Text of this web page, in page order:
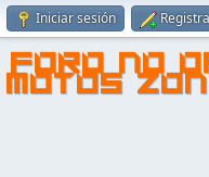
Iniciar sesión
FORO NO
MOTOS